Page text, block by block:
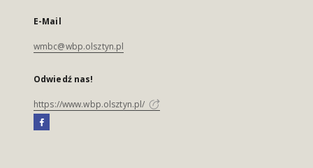
E-Mail
wmbc@wbp.olsztyn.pl
Odwiedź nas!
https://www.wbp.olsztyn.pl/